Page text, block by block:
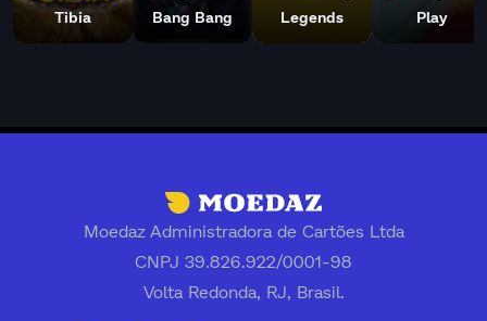
Tibia
Bang Bang
Legends
Play
Moedaz Administradora de Cartões Ltda
CNPJ 39.826.922/0001-98
Volta Redonda, RJ, Brasil.